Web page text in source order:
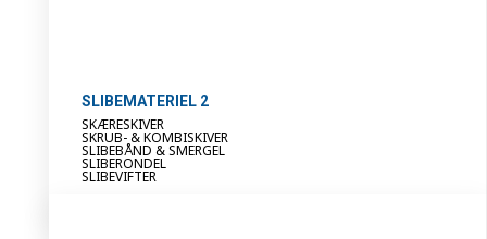
SLIBEMATERIEL 2
SKÆRESKIVER
SKRUB- & KOMBISKIVER
SLIBEBÅND & SMERGEL
SLIBERONDEL
SLIBEVIFTER